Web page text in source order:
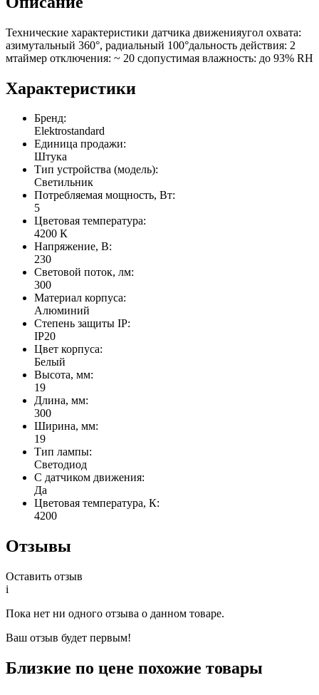
Технические характеристики датчика движенияугол охвата:
азимутальный 360°, радиальный 100°дальность действия: 2
мтаймер отключения: ~ 20 сдопустимая влажность: до 93% RH
Характеристики
Бренд:
Elektrostandard
Единица продажи:
Штука
Тип устройства (модель):
Светильник
Потребляемая мощность, Вт:
5
Цветовая температура:
4200 К
Напряжение, В:
230
Световой поток, лм:
300
Материал корпуса:
Алюминий
Степень защиты IP:
IP20
Цвет корпуса:
Белый
Высота, мм:
19
Длина, мм:
300
Ширина, мм:
19
Тип лампы:
Светодиод
С датчиком движения:
Да
Цветовая температура, К:
4200
Отзывы
Оставить отзыв
i
Пока нет ни одного отзыва о данном товаре.
Ваш отзыв будет первым!
Близкие по цене похожие товары